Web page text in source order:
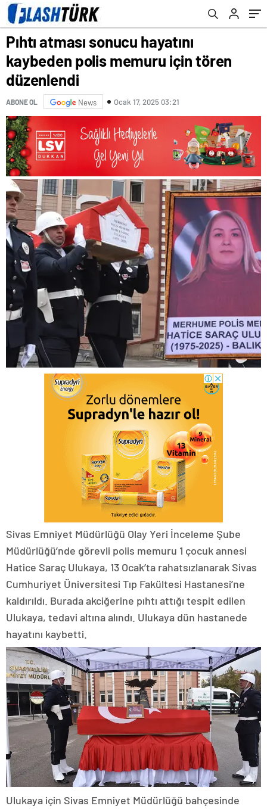
Pıhtı atması sonucu hayatını
kaybeden polis memuru için tören
düzenlendi
ABONE OL News Ocak 17, 2025 03:21
Sivas Emniyet Müdürlüğü Olay Yeri İnceleme Şube
Müdürlüğü’nde görevli polis memuru 1 çocuk annesi
Hatice Saraç Ulukaya, 13 Ocak’ta rahatsızlanarak Sivas
Cumhuriyet Üniversitesi Tıp Fakültesi Hastanesi’ne
kaldırıldı. Burada akciğerine pıhtı attığı tespit edilen
Ulukaya, tedavi altına alındı. Ulukaya dün hastanede
hayatını kaybetti.
Ulukaya için Sivas Emniyet Müdürlüğü bahçesinde